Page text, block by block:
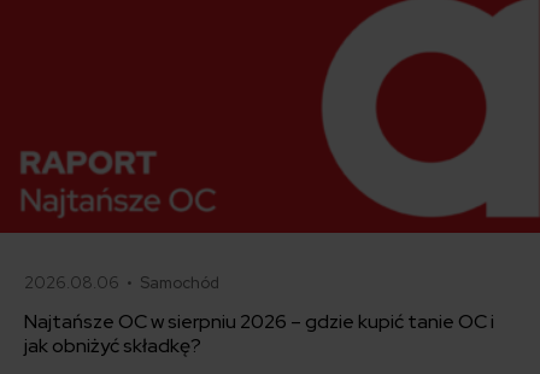
2026.08.06 • Samochód
Najtańsze OC w sierpniu 2026 – gdzie kupić tanie OC i
jak obniżyć składkę?